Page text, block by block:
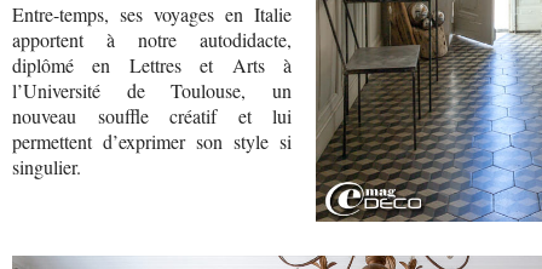
Entre-temps, ses voyages en Italie
apportent à notre autodidacte,
diplômé en Lettres et Arts à
l’Université de Toulouse, un
nouveau souffle créatif et lui
permettent d’exprimer son style si
singulier.